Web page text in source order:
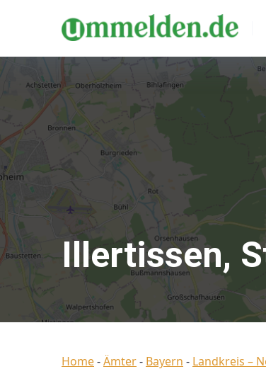
Illertissen,
Home-Ämter- Bayern - Landkreis –